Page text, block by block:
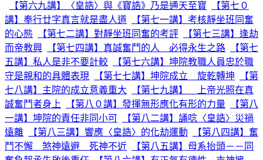
【第六九講】〈皇誥〉與《寶誥》乃是通天至寶
【第七０
講】奉行廿字真言就是盡人道
【第七一講】考核靜坐班同奮
的心態
【第七二講】對靜坐班同奮的考評
【第七三講】逢劫
而帝教興
【第七四講】真誠奮鬥的人 必得永生之路
【第七
五講】私人是非不要計較
【第七六講】坤院教職人員忠於職
守是親和的具體表現
【第七七講】坤院成立 旋乾轉坤
【第
七八講】主院的成立意義重大
【第七九講】 上帝光照在真
誠奮鬥者身上
【第八０講】發揮無形應化有形的力量
【第八
一講】坤院的責任非同小可
【第八二講】誦唸〈皇誥〉災禍
遠離
【第八三講】響應〈皇誥〉的化劫運動
【第八四講】奮
鬥不懈 煞神遠避 死神不近
【第八五講】母系抬頭－－同